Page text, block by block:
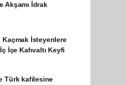
Akşamı İdrak
Kaçmak İsteyenlere
İçe Kahvaltı Keyfi
Türk kafilesine